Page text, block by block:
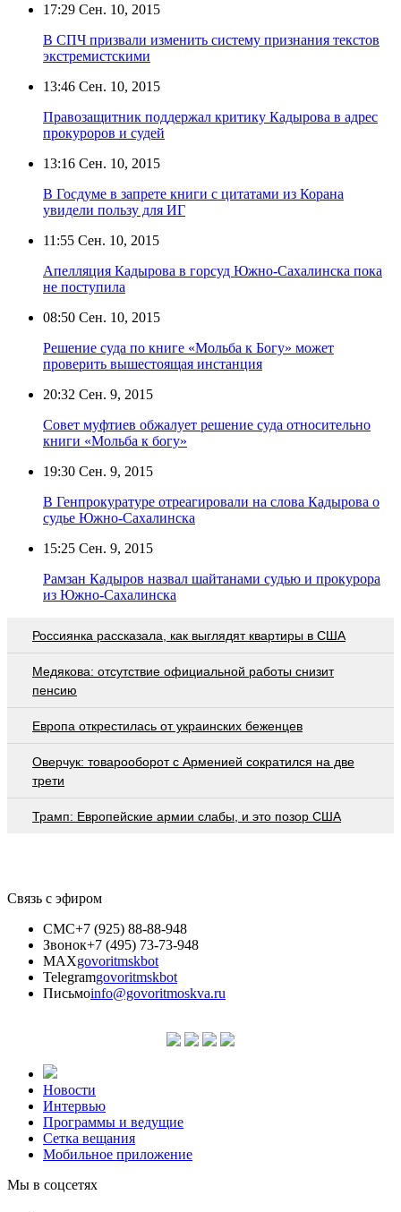
17:29 Сен. 10, 2015
В СПЧ призвали изменить систему признания текстов
экстремистскими
13:46 Сен. 10, 2015
Правозащитник поддержал критику Кадырова в адрес
прокуроров и судей
13:16 Сен. 10, 2015
В Госдуме в запрете книги с цитатами из Корана
увидели пользу для ИГ
11:55 Сен. 10, 2015
Апелляция Кадырова в горсуд Южно-Сахалинска пока
не поступила
08:50 Сен. 10, 2015
Решение суда по книге «Мольба к Богу» может
проверить вышестоящая инстанция
20:32 Сен. 9, 2015
Совет муфтиев обжалует решение суда относительно
книги «Мольба к богу»
19:30 Сен. 9, 2015
В Генпрокуратуре отреагировали на слова Кадырова о
судье Южно-Сахалинска
15:25 Сен. 9, 2015
Рамзан Кадыров назвал шайтанами судью и прокурора
из Южно-Сахалинска
Россиянка рассказала, как выглядят квартиры в США
Медякова: отсутствие официальной работы снизит
пенсию
Европа открестилась от украинских беженцев
Оверчук: товарооборот с Арменией сократился на две
трети
Трамп: Европейские армии слабы, и это позор США
Связь с эфиром
СМС+7 (925) 88-88-948
Звонок+7 (495) 73-73-948
MAXgovoritmskbot
Telegramgovoritmskbot
Письмоinfo@govoritmoskva.ru
Новости
Интервью
Программы и ведущие
Сетка вещания
Мобильное приложение
Мы в соцсетях